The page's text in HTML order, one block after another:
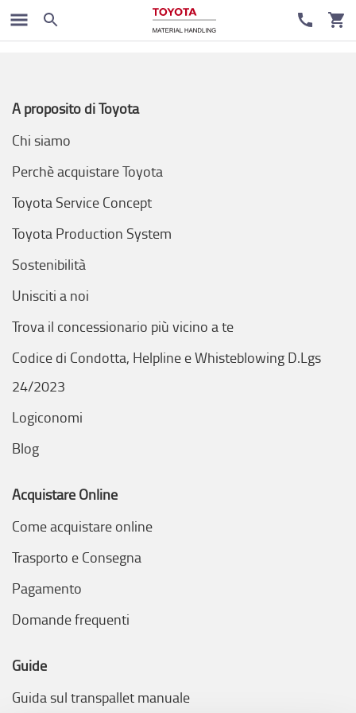
A proposito di Toyota
Chi siamo
Perchè acquistare Toyota
Toyota Service Concept
Toyota Production System
Sostenibilità
Unisciti a noi
Trova il concessionario più vicino a te
Codice di Condotta, Helpline e Whisteblowing D.Lgs
24/2023
Logiconomi
Blog
Acquistare Online
Come acquistare online
Trasporto e Consegna
Pagamento
Domande frequenti
Guide
Guida sul transpallet manuale